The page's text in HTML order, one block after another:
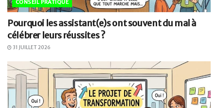
CONSEIL PRATIQUE
Pourquoi les assistant(e)s ont souvent du mal à
célébrer leurs réussites ?
31 JUILLET 2026